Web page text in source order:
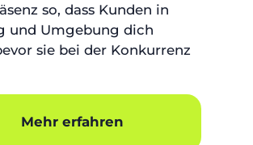
so, dass Kunden in
und Umgebung dich
sie bei der Konkurrenz
Mehr erfahren